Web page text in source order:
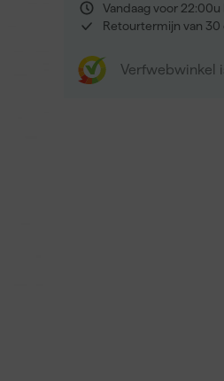
Vandaag voor
Retourtermijn van 30
Verfwebwinkel